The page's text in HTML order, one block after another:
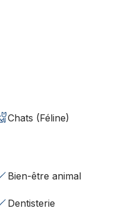
Chats (Féline)
Bien-être animal
Dentisterie